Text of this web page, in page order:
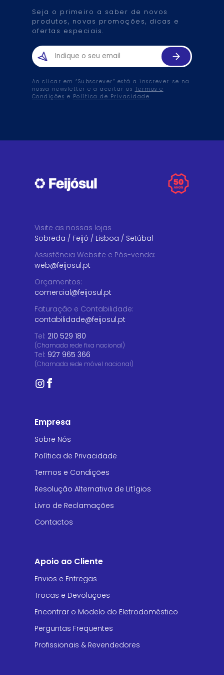
Seja o primeiro a saber de novos
produtos, novas promoções, dicas e
ofertas especiais.
Ao clicar em “Subscrever” está a inscrever-se na
nossa newsletter e a aceitar os Termos e
Condições e Política de Privacidade.
Visite as nossas lojas
Sobreda / Feijó / Lisboa / Setúbal
Assistência Website e Pós-venda:
web@feijosul.pt
Orçamentos:
comercial@feijosul.pt
Faturação e Contabilidade:
contabilidade@feijosul.pt
Tel: 210 529 180
(Chamada rede fixa nacional)
Tel: 927 965 366
(Chamada rede móvel nacional)
Empresa
Sobre Nós
Política de Privacidade
Termos e Condições
Resolução Alternativa de Litígios
Livro de Reclamações
Contactos
Apoio ao Cliente
Envios e Entregas
Trocas e Devoluções
Encontrar o Modelo do Eletrodoméstico
Perguntas Frequentes
Profissionais & Revendedores